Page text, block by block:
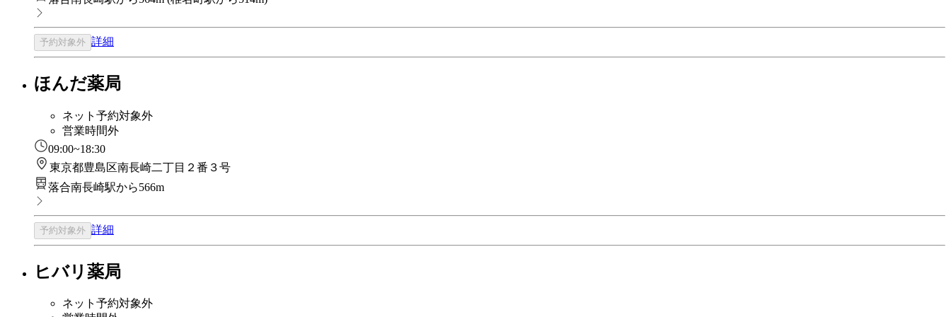
予約対象外 詳細
ほんだ薬局
ネット予約対象外
営業時間外
09:00~18:30
東京都豊島区南長崎二丁目２番３号
落合南長崎駅から566m
予約対象外 詳細
ヒバリ薬局
ネット予約対象外